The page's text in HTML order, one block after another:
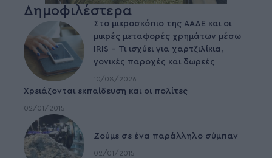
Δημοφιλέστερα
Στο μικροσκόπιο της ΑΑΔΕ και οι
μικρές μεταφορές χρημάτων μέσω
IRIS – Τι ισχύει για χαρτζιλίκια,
γονικές παροχές και δωρεές
10/08/2026
Χρειάζονται εκπαίδευση και οι πολίτες
02/01/2015
Ζούμε σε ένα παράλληλο σύμπαν
02/01/2015